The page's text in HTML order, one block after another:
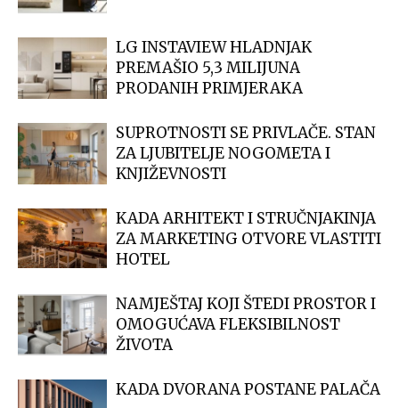
LG INSTAVIEW HLADNJAK
PREMAŠIO 5,3 MILIJUNA
PRODANIH PRIMJERAKA
SUPROTNOSTI SE PRIVLAČE. STAN
ZA LJUBITELJE NOGOMETA I
KNJIŽEVNOSTI
KADA ARHITEKT I STRUČNJAKINJA
ZA MARKETING OTVORE VLASTITI
HOTEL
NAMJEŠTAJ KOJI ŠTEDI PROSTOR I
OMOGUĆAVA FLEKSIBILNOST
ŽIVOTA
KADA DVORANA POSTANE PALAČA